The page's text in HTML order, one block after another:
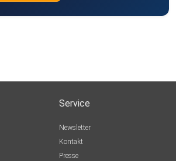
Service
Newsletter
Kontakt
Presse